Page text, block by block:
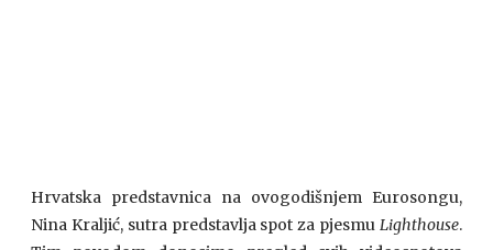
Hrvatska predstavnica na ovogodišnjem Eurosongu,
Nina Kraljić, sutra predstavlja spot za pjesmu Lighthouse.